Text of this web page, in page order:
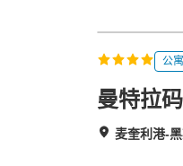
公
曼特拉
麦奎利港-